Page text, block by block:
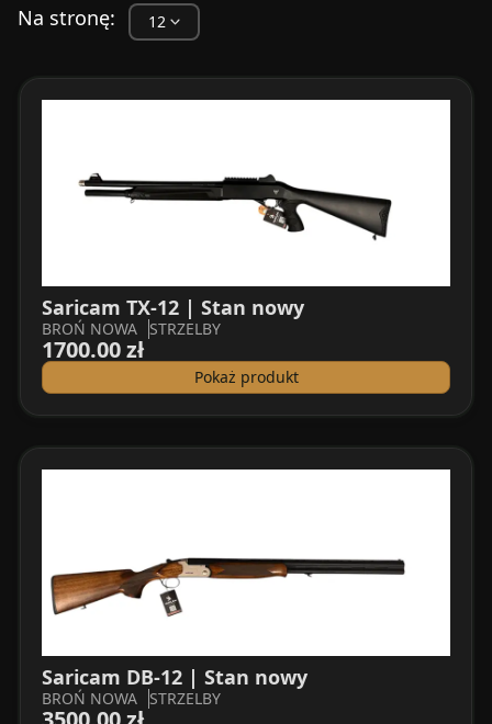
Na stronę:
Saricam TX-12 | Stan nowy
BROŃ NOWA STRZELBY
1700.00 zł
Pokaż produkt
Saricam DB-12 | Stan nowy
BROŃ NOWA STRZELBY